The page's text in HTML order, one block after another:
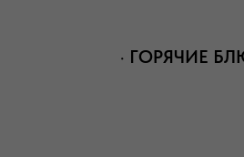
⠀· ГОРЯЧИЕ